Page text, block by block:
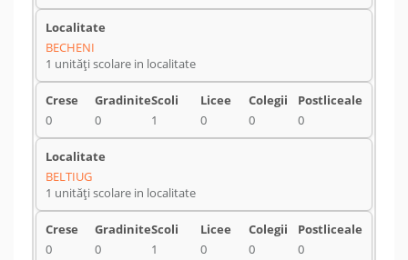
BECHENI
1 unități scolare in localitate
0 0 1 0 0 0
BELTIUG
1 unități scolare in localitate
0 0 1 0 0 0